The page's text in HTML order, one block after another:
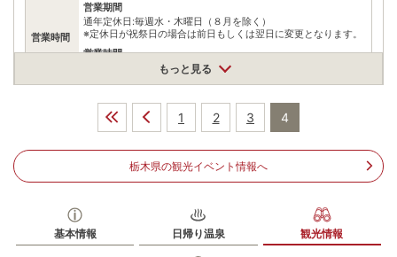
営業時間
営業期間
通年定休日:毎週水・木曜日（８月を除く）
※定休日が祝祭日の場合は前日もしくは翌日に変更となります。
営業時間
9:00～15:00（最終受付）
以上）】大人700円、子供400円
東武鬼怒川線「鬼怒川温泉駅」から日光交通ダイヤルバス江戸村
線バス乗車、終点「日光江戸村」バス停下車徒歩約2分
もっと見る
1 2 3 4
栃木県の観光イベント情報へ
基本情報 日帰り温泉 観光情報